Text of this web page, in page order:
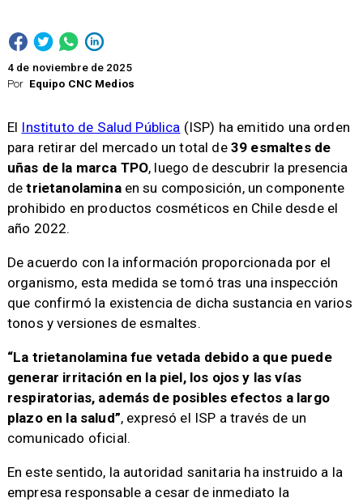
Por Equipo CNC Medios
4 de noviembre de 2025
El Instituto de Salud Pública (ISP) ha emitido una orden
para retirar del mercado un total de 39 esmaltes de
uñas de la marca TPO, luego de descubrir la presencia
detrietanolaminaen su composición, un componente
prohibido en productos cosméticos en Chile desde el
año 2022.
De acuerdo con la información proporcionada por el
organismo, esta medida se tomó tras una inspección
que confirmó la existencia de dicha sustancia en varios
tonos y versiones de esmaltes.
“La trietanolamina fue vetada debido a que puede
generar irritación en la piel, los ojos y las vías
respiratorias, además de posibles efectos a largo
plazo en la salud”, expresó el ISP a través de un
comunicado oficial.
En este sentido, la autoridad sanitaria ha instruido a la
empresa responsable a cesar de inmediato la